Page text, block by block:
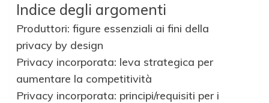
Indice degli argomenti
Produttori: figure essenziali ai fini della
privacy by design
Privacy incorporata: leva strategica per
aumentare la competitività
Privacy incorporata: principi/requisiti per i